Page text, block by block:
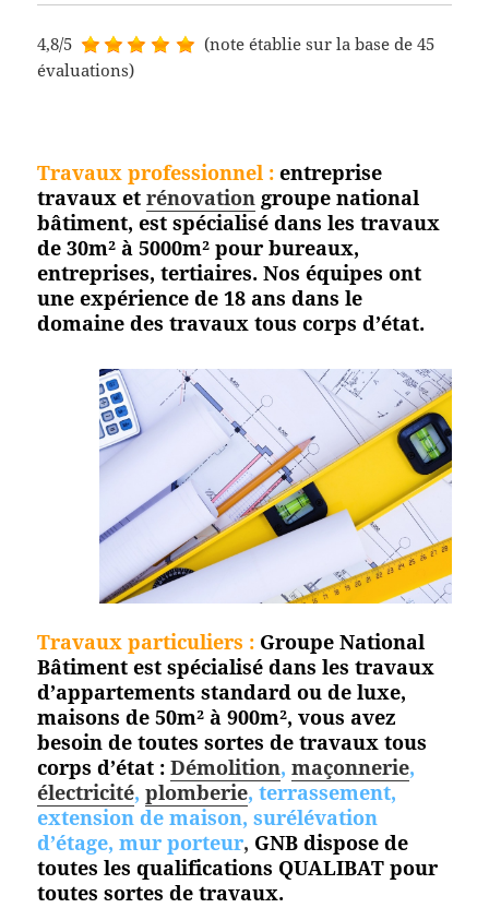
4,8/5
(note établie sur la base de 45
évaluations)
Travaux professionnel : entreprise
travaux etrénovation groupe national
bâtiment, est spécialisé dans les travaux
de 30m² à 5000m² pour bureaux,
entreprises, tertiaires. Nos équipes ont
une expérience de 18 ans dans le
domaine des travaux tous corpsd’état.
Travaux particuliers : Groupe National
Bâtiment est spécialisé dans les travaux
d’appartements standard ou de luxe,
maisons de 50m² à 900m², vous avez
besoin de toutes sortes de travaux tous
corps d’état : Démolition,maçonnerie,
électricité,plomberie, terrassement,
extension de maison, surélévation
d’étage, mur porteur, GNB dispose de
toutes les qualifications QUALIBAT pour
toutessortes de travaux.